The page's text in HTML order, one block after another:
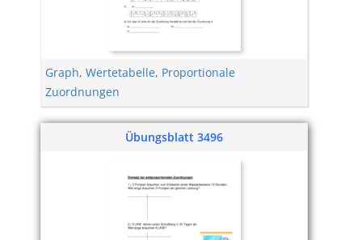
Graph, Wertetabelle, Proportionale
Zuordnungen
Übungsblatt 3496